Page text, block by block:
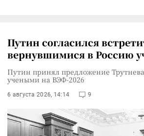
Путин согласился
вернувшимися в Россию
Путин принял предложение Трутнева
учеными на ВЭФ-2026
6 августа 2026, 14:14 9